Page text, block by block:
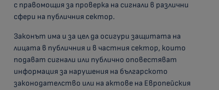
с правомощия за проверка на сигнали в различни
сфери на публичния сектор.
Законът има и за цел да осигури защитата на
лицата в публичния и в частния сектор, които
подават сигнали или публично оповестяват
информация за нарушения на българското
законодателство или на актове на Европейския